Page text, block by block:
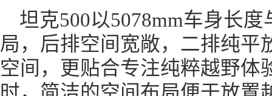
坦克500以5078mm车身长
局，后排空间宽敞，二排纯平
空间，更贴合专注纯粹越野体